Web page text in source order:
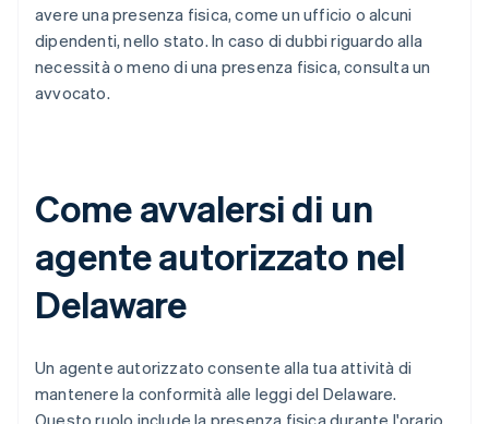
avere una presenza fisica, come un ufficio o alcuni
dipendenti, nello stato. In caso di dubbi riguardo alla
necessità o meno di una presenza fisica, consulta un
avvocato.
Come avvalersi di un
agente autorizzato nel
Delaware
Un agente autorizzato consente alla tua attività di
mantenere la conformità alle leggi del Delaware.